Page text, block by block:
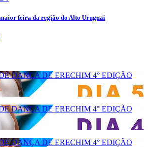
feira da região do Alto Uruguai
DANÇA DE ERECHIM 4° EDIÇÃO
DANÇA DE ERECHIM 4° EDIÇÃO
DANÇA DE ERECHIM 4° EDIÇÃO